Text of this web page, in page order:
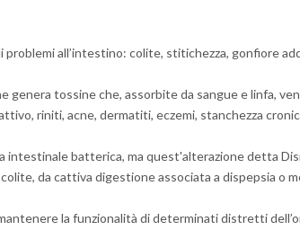
all’intestino: colite, stitichezza, gonfiore
tossine che, assorbite da sangue e linfa,
riniti, acne, dermatiti, eczemi, stanchezza
batterica, ma quest'alterazione detta
da cattiva digestione associata a dispepsia o
la funzionalità di determinati distretti